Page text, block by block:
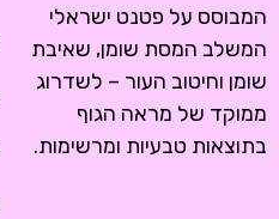
המבוסס על פטנט ישראלי
המשלב המסת שומן, שאיבת
שומן וחיטוב העור – לשדרוג
ממוקד של מראה הגוף
בתוצאות טבעיות ומרשימות.